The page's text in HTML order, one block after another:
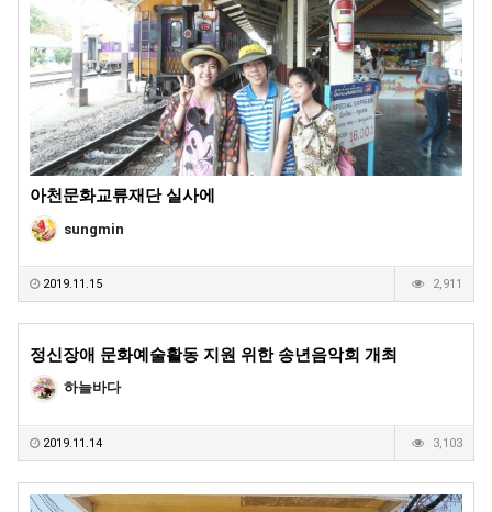
아천문화교류재단 실사에
sungmin
2019.11.15 2,911
정신장애 문화예술활동 지원 위한 송년음악회 개최
하늘바다
2019.11.14 3,103